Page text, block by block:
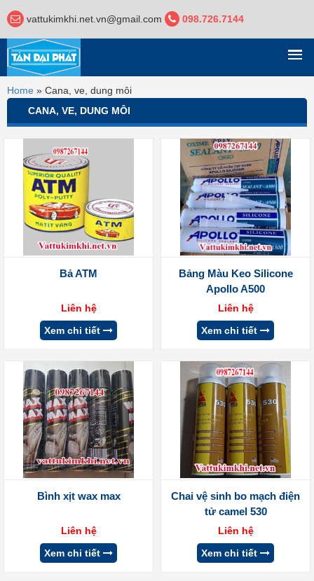
vattukimkhi.net.vn@gmail.com 098.726.7144
DANH MỤC
Home » Cana, ve, dung môi
CANA, VE, DUNG MÔI
Bả ATM
Liên hệ
Xem chi tiết
Bảng Màu Keo Silicone
Apollo A500
Liên hệ
Xem chi tiết
Bình xịt wax max
Liên hệ
Xem chi tiết
Chai vệ sinh bo mạch điện
tử camel 530
Liên hệ
Xem chi tiết